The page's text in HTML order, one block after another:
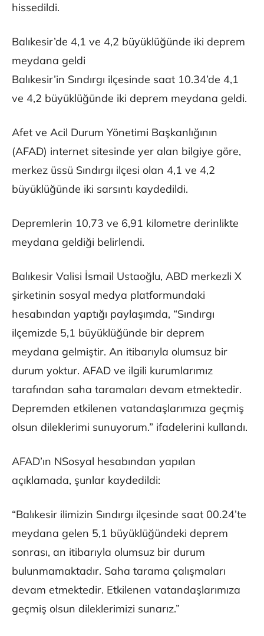
hissedildi.
Balıkesir’de 4,1 ve 4,2 büyüklüğünde iki deprem
meydana geldi
Balıkesir’in Sındırgı ilçesinde saat 10.34’de 4,1
ve 4,2 büyüklüğünde iki deprem meydana geldi.
Afet ve Acil Durum Yönetimi Başkanlığının
(AFAD) internet sitesinde yer alan bilgiye göre,
merkez üssü Sındırgı ilçesi olan 4,1 ve 4,2
büyüklüğünde iki sarsıntı kaydedildi.
Depremlerin 10,73 ve 6,91 kilometre derinlikte
meydana geldiği belirlendi.
Balıkesir Valisi İsmail Ustaoğlu, ABD merkezli X
şirketinin sosyal medya platformundaki
hesabından yaptığı paylaşımda, “Sındırgı
ilçemizde 5,1 büyüklüğünde bir deprem
meydana gelmiştir. An itibarıyla olumsuz bir
durum yoktur. AFAD ve ilgili kurumlarımız
tarafından saha taramaları devam etmektedir.
Depremden etkilenen vatandaşlarımıza geçmiş
olsun dileklerimi sunuyorum.” ifadelerini kullandı.
AFAD’ın NSosyal hesabından yapılan
açıklamada, şunlar kaydedildi:
“Balıkesir ilimizin Sındırgı ilçesinde saat 00.24’te
meydana gelen 5,1 büyüklüğündeki deprem
sonrası, an itibarıyla olumsuz bir durum
bulunmamaktadır. Saha tarama çalışmaları
devam etmektedir. Etkilenen vatandaşlarımıza
geçmiş olsun dileklerimizi sunarız.”